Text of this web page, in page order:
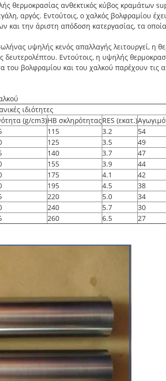
θερμοκρασίας ανθεκτικός κύβος κραμάτων
αργός. Εντούτοις, ο χαλκός βολφραμίου
και την άριστη απόδοση κατεργασίας, τα
υψηλής κενός απαλλαγής λειτουργεί, η
δευτερολέπτου. Εντούτοις, η υψηλής
του βολφραμίου και του χαλκού παρέχουν τις
ιδιότητες
(g/cm3)HB σκληρότηταςRES (εκατ.)
115 3.2
54
125 3.5
49
140 3.7
47
155 3.9
44
175 4.1 42
195 4.5 38
220 5.0 34
240 5.7 30
260 6.5 27